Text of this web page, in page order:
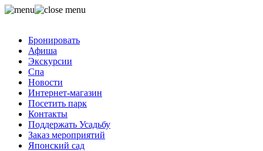
Бронировать
Афиша
Экскурсии
Спа
Новости
Интернет-магазин
Посетить парк
Контакты
Поддержать Усадьбу
Заказ мероприятий
Японский сад